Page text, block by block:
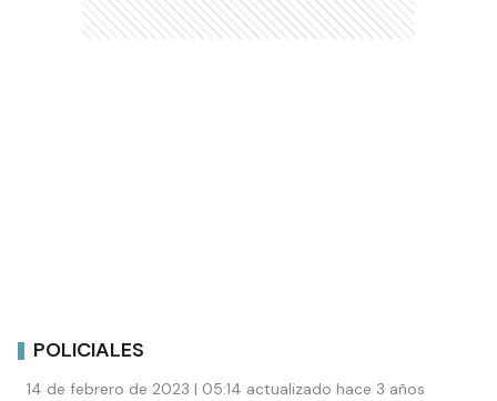
POLICIALES
14 de febrero de 2023 | 05:14 actualizado hace 3 años